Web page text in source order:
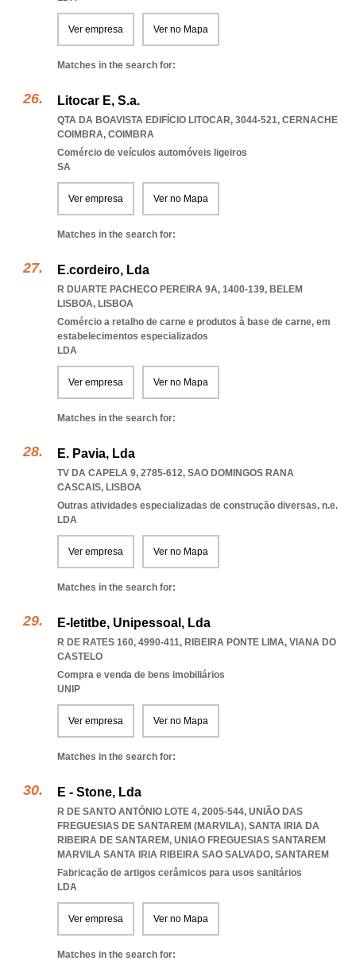
Ver empresa Ver no Mapa
Matches in the search for:
Litocar E, S.a.
QTA DA BOAVISTA EDIFÍCIO LITOCAR, 3044-521, CERNACHE
COIMBRA, COIMBRA
Comércio de veículos automóveis ligeiros
SA
Ver empresa Ver no Mapa
Matches in the search for:
E.cordeiro, Lda
R DUARTE PACHECO PEREIRA 9A, 1400-139, BELEM
LISBOA, LISBOA
Comércio a retalho de carne e produtos à base de carne, em
estabelecimentos especializados
LDA
Ver empresa Ver no Mapa
Matches in the search for:
E. Pavia, Lda
TV DA CAPELA 9, 2785-612, SAO DOMINGOS RANA
CASCAIS, LISBOA
Outras atividades especializadas de construção diversas, n.e.
LDA
Ver empresa Ver no Mapa
Matches in the search for:
E-letitbe, Unipessoal, Lda
R DE RATES 160, 4990-411, RIBEIRA PONTE LIMA, VIANA DO
CASTELO
Compra e venda de bens imobiliários
UNIP
Ver empresa Ver no Mapa
Matches in the search for:
E - Stone, Lda
R DE SANTO ANTÓNIO LOTE 4, 2005-544, UNIÃO DAS
FREGUESIAS DE SANTAREM (MARVILA), SANTA IRIA DA
RIBEIRA DE SANTAREM, UNIAO FREGUESIAS SANTAREM
MARVILA SANTA IRIA RIBEIRA SAO SALVADO, SANTAREM
Fabricação de artigos cerâmicos para usos sanitários
LDA
Ver empresa Ver no Mapa
Matches in the search for: